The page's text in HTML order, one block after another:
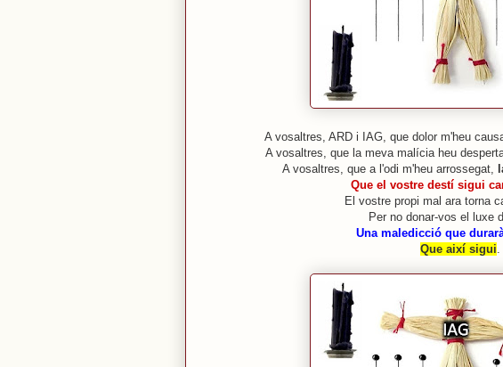
A vosaltres, ARD i IAG, que dolor m'heu
A vosaltres, que la meva malícia heu
A vosaltres, que a l'odi m'heu arrossegat,
Que el vostre destí sigui
El vostre propi mal ara torna
Per no donar-vos el luxe
Una maledicció que
Que així sigui.